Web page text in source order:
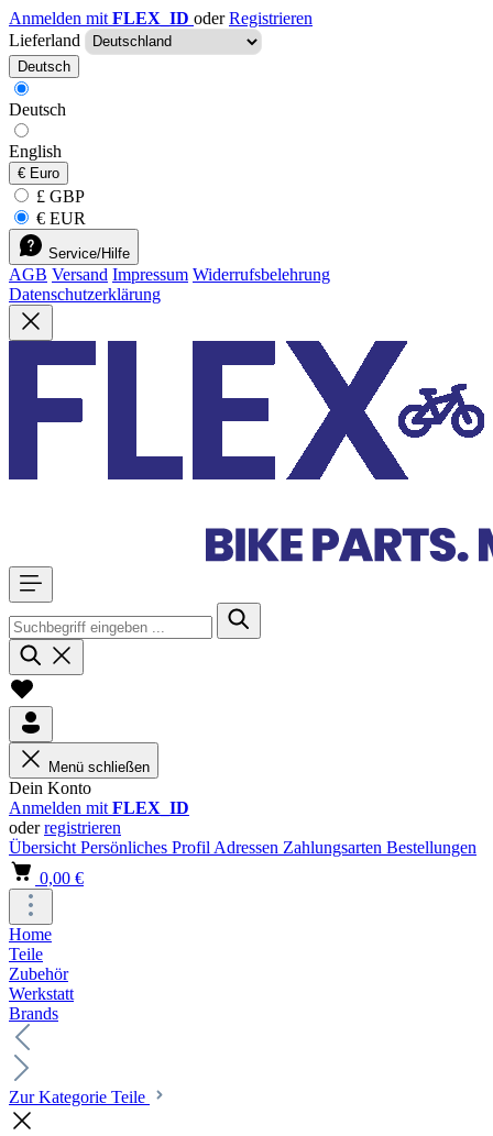
Anmelden mit FLEX_ID oder Registrieren
Lieferland
Deutsch
Deutsch
English
€ Euro
£ GBP
€ EUR
Service/Hilfe
AGB Versand Impressum Widerrufsbelehrung
Datenschutzerklärung
Menü schließen
Dein Konto
Anmelden mit FLEX_ID
oderregistrieren
Übersicht Persönliches Profil Adressen Zahlungsarten Bestellungen
0,00 €
Home
Teile
Zubehör
Werkstatt
Brands
Zur Kategorie Teile